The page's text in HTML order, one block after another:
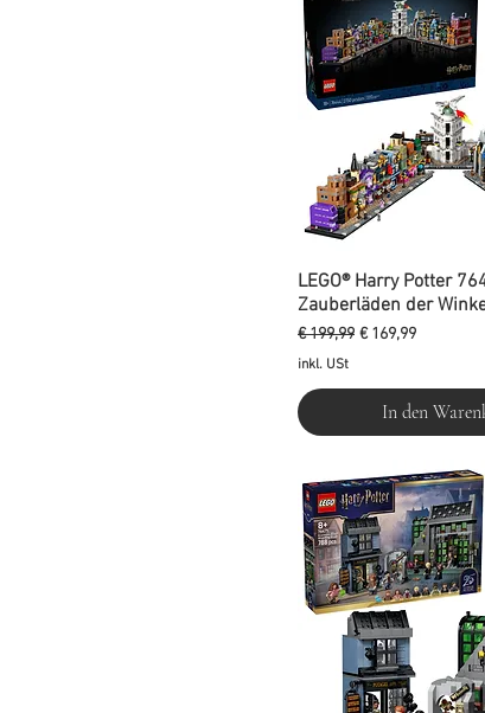
LEGO® Harry Potter
Zauberläden der
Standardpreis
€ 199,99 Sale-Preis
€ 169,99
inkl. USt
In den